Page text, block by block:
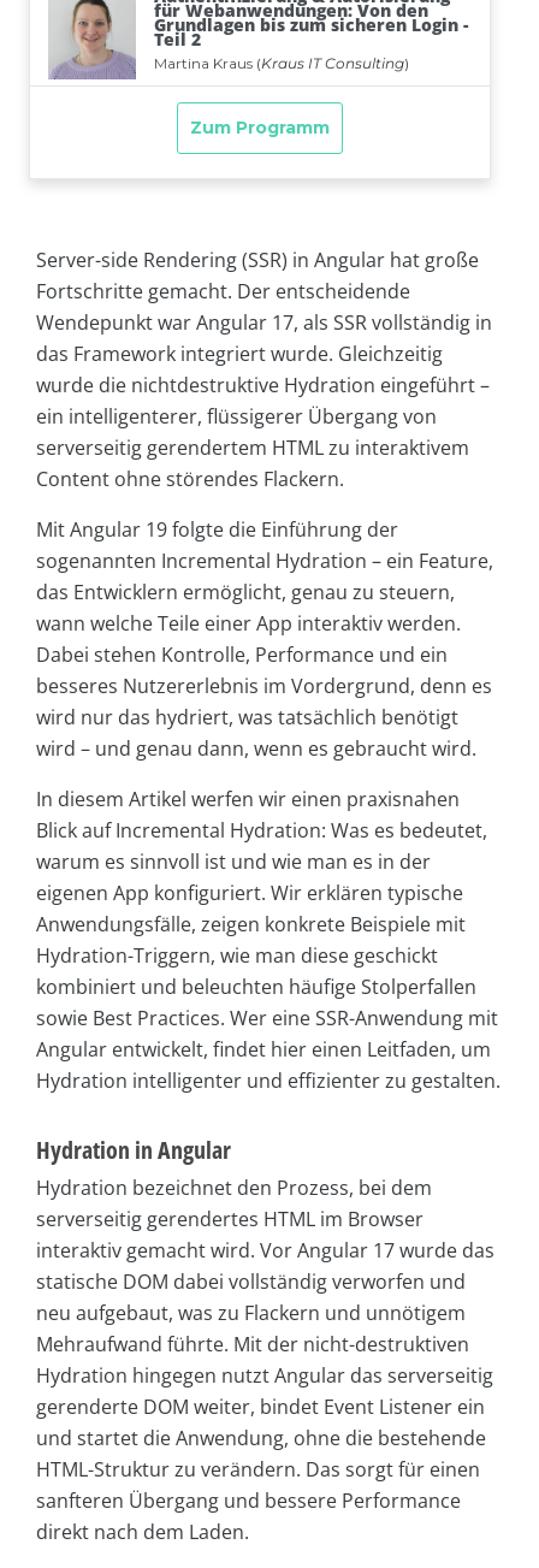
Server-side Rendering (SSR) in Angular hat große
Fortschritte gemacht. Der entscheidende
Wendepunkt war Angular 17, als SSR vollständig in
das Framework integriert wurde. Gleichzeitig
wurde die nichtdestruktive Hydration eingeführt –
ein intelligenterer, flüssigerer Übergang von
serverseitig gerendertem HTML zu interaktivem
Content ohne störendes Flackern.
Mit Angular 19 folgte die Einführung der
sogenannten Incremental Hydration – ein Feature,
das Entwicklern ermöglicht, genau zu steuern,
wann welche Teile einer App interaktiv werden.
Dabei stehen Kontrolle, Performance und ein
besseres Nutzererlebnis im Vordergrund, denn es
wird nur das hydriert, was tatsächlich benötigt
wird – und genau dann, wenn es gebraucht wird.
In diesem Artikel werfen wir einen praxisnahen
Blick auf Incremental Hydration: Was es bedeutet,
warum es sinnvoll ist und wie man es in der
eigenen App konfiguriert. Wir erklären typische
Anwendungsfälle, zeigen konkrete Beispiele mit
Hydration-Triggern, wie man diese geschickt
kombiniert und beleuchten häufige Stolperfallen
sowie Best Practices. Wer eine SSR-Anwendung mit
Angular entwickelt, findet hier einen Leitfaden, um
Hydration intelligenter und effizienter zu gestalten.
Hydration in Angular
Hydration bezeichnet den Prozess, bei dem
serverseitig gerendertes HTML im Browser
interaktiv gemacht wird. Vor Angular 17 wurde das
statische DOM dabei vollständig verworfen und
neu aufgebaut, was zu Flackern und unnötigem
Mehraufwand führte. Mit der nicht-destruktiven
Hydration hingegen nutzt Angular das serverseitig
gerenderte DOM weiter, bindet Event Listener ein
und startet die Anwendung, ohne die bestehende
HTML-Struktur zu verändern. Das sorgt für einen
sanfteren Übergang und bessere Performance
direkt nach dem Laden.